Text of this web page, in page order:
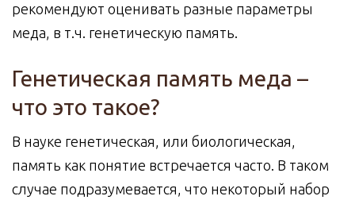
рекомендуют оценивать разные параметры
меда, в т.ч. генетическую память.
Генетическая память меда –
что это такое?
В науке генетическая, или биологическая,
память как понятие встречается часто. В таком
случае подразумевается, что некоторый набор